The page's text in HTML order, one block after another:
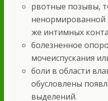
рвотные позывы,
ненормированной
же интимных
болезненное
мочеиспускания
боли в области
обусловлены
выделений.